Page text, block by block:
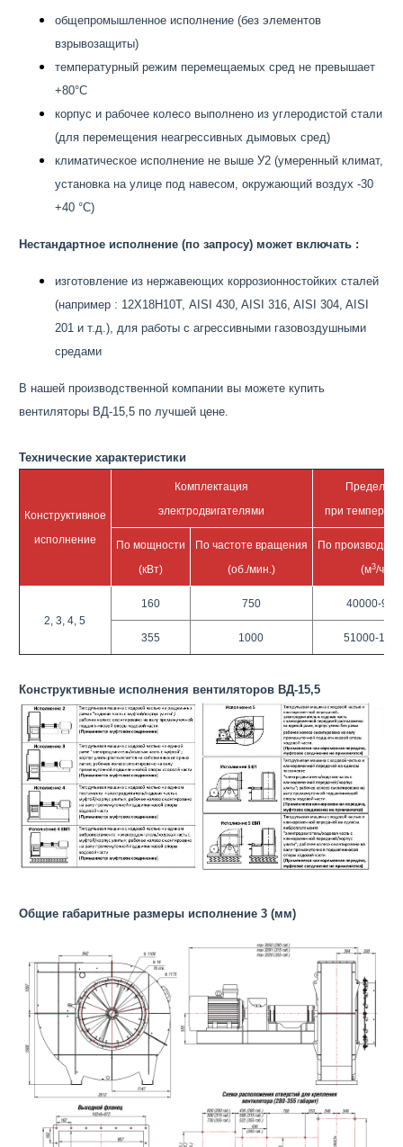
общепромышленное исполнение (без элементов
взрывозащиты)
температурный режим перемещаемых сред не превышает
+80°С
корпус и рабочее колесо выполнено из углеродистой стали
(для перемещения неагрессивных дымовых сред)
климатическое исполнение не выше У2 (умеренный климат,
установка на улице под навесом, окружающий воздух -30
+40 °С)
Нестандартное исполнение (по запросу) может включать :
изготовление из нержавеющих коррозионностойких сталей
(например : 12Х18Н10Т, AISI 430, AISI 316, AISI 304, AISI
201 и т.д.), для работы с агрессивными газовоздушными
средами
В нашей производственной компании вы можете купить
вентиляторы ВД-15,5 по лучшей цене.
Технические характеристики
Конструктивное
исполнение
Комплектация
электродвигателями
Пределы
при
По мощности
(кВт)
По частоте вращения
(об./мин.)
По
(м3/час)
2, 3, 4, 5
160 750 40000-
355 1000 51000-
Конструктивные исполнения вентиляторов ВД-15,5
Общие габаритные размеры исполнение 3 (мм)